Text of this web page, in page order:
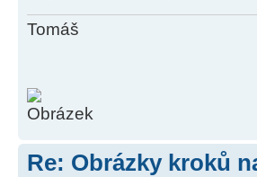
Tomáš
Re: Obrázky kroků